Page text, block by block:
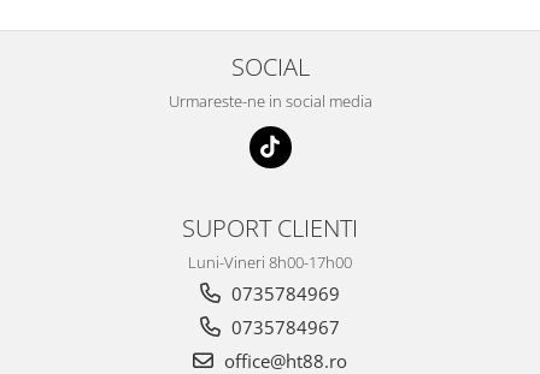
SOCIAL
Urmareste-ne in social media
SUPORT CLIENTI
Luni-Vineri 8h00-17h00
0735784969
0735784967
office@ht88.ro